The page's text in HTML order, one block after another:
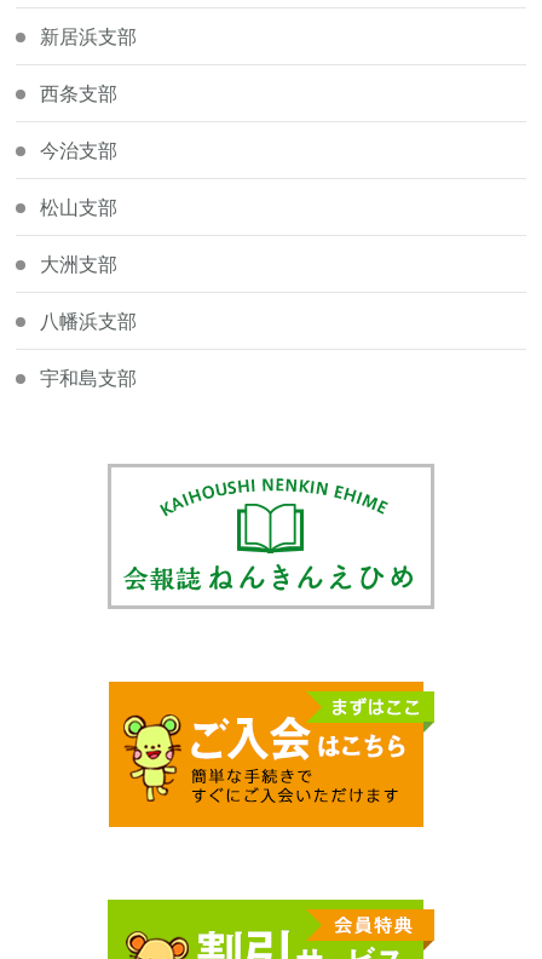
新居浜支部
西条支部
今治支部
松山支部
大洲支部
八幡浜支部
宇和島支部